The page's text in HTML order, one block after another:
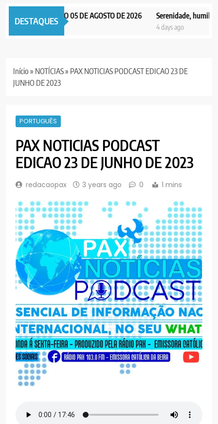
DESTAQUES
NOTICIAS EDIÇÃO 05 DE AGOSTO DE 2026
ago
Serenidade,
4 days ago
Início » NOTÍCIAS» PAX NOTICIAS PODCAST EDICAO 23 DE
JUNHO DE 2023
PORTUGUÊS
PAX NOTICIAS PODCAST
EDICAO 23 DE JUNHO DE 2023
redacaopax 3 years ago 0 1 mins